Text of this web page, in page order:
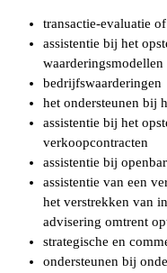
transactie-evaluatie
assistentie bij het
bedrijfswaarderingen
het ondersteunen bij
assistentie bij het
verkoopcontracten
assistentie bij
assistentie van een
het verstrekken van
advisering omtrent
strategische en
ondersteunen bij